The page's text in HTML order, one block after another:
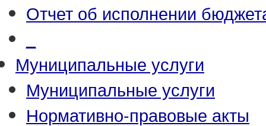
Отчет об исполнении
Муниципальные услуги
Муниципальные услуги
Нормативно-правовые акты